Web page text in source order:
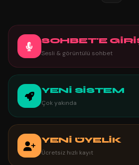
SOHBET'E
Sesli & görüntülü sohbet
YENİ SİSTEM
Çok yakında
YENİ ÜYELİK
Ücretsiz hızlı kayıt